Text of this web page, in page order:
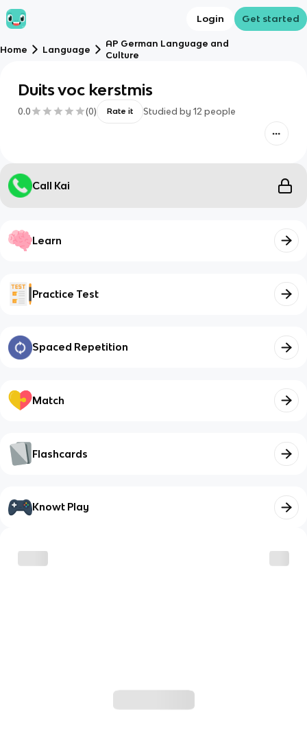
Login Get started
Home Language
AP German Language and
Culture
Duits voc kerstmis
0.0 (0) Rate it Studied by 12 people
Call Kai
Learn
Practice Test
Spaced Repetition
Match
Flashcards
Knowt Play